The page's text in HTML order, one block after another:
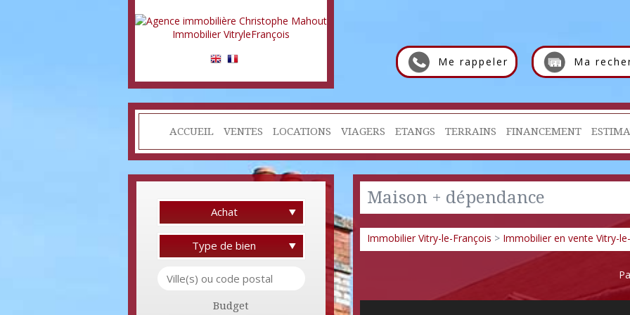
Me rappeler Ma
ACCUEIL VENTES LOCATIONS VIAGERS ETANGS TERRAINS FINANCEMENT
Achat
Type de bien
Budget
Maison + dépendance
Immobilier Vitry-le-François > Immobilier en vente Vitry-